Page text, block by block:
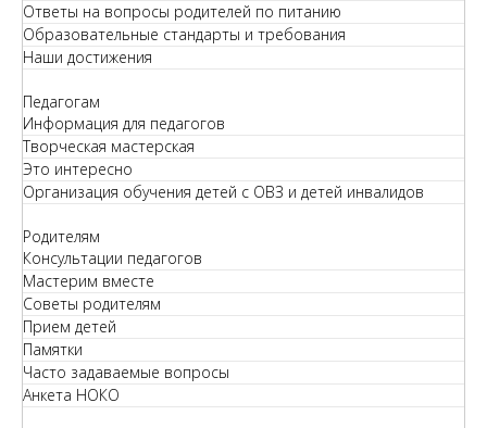
Ответы на вопросы родителей по питанию
Образовательные стандарты и требования
Наши достижения
Педагогам
Информация для педагогов
Творческая мастерская
Это интересно
Организация обучения детей с ОВЗ и детей инвалидов
Родителям
Консультации педагогов
Мастерим вместе
Советы родителям
Прием детей
Памятки
Часто задаваемые вопросы
Анкета НОКО